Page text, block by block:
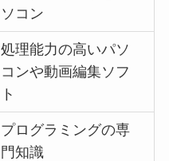
ソコン
処理能力の高いパソ
コンや動画編集ソフ
ト
プログラミングの専
門知識